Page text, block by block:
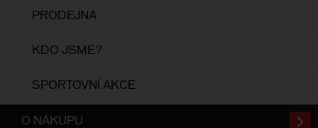
PRODEJNA
KDO JSME?
SPORTOVNÍ AKCE
O NÁKUPU